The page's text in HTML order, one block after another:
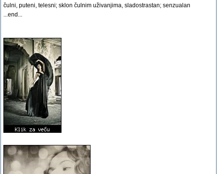
čulni, puteni, telesni; sklon čulnim uživanjima, sladostrastan; senzualan
...end...